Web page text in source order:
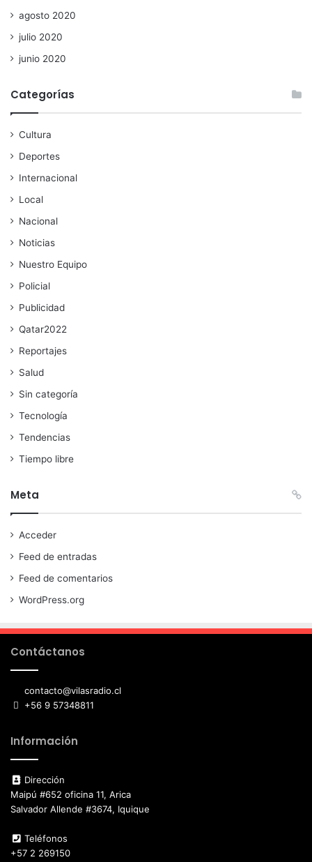
agosto 2020
julio 2020
junio 2020
Categorías
Cultura
Deportes
Internacional
Local
Nacional
Noticias
Nuestro Equipo
Policial
Publicidad
Qatar2022
Reportajes
Salud
Sin categoría
Tecnología
Tendencias
Tiempo libre
Meta
Acceder
Feed de entradas
Feed de comentarios
WordPress.org
Contáctanos
contacto@vilasradio.cl
+56 9 57348811
Información
Dirección
Maipú #652 oficina 11, Arica
Salvador Allende #3674, Iquique
Teléfonos
+57 2 269150